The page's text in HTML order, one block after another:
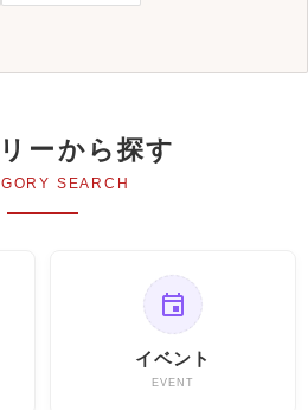
ーから探す
SEARCH
イベント
EVENT